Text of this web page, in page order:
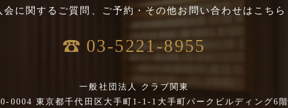
会に関するご質問、 ご予約・その他お問い合わせはこちら
03-5221-8955
一般社団法人 クラブ関東
0004 東京都千代田区大手町1-1-1 大手町パークビルディング6階